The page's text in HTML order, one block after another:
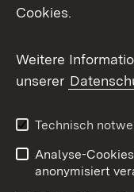
Messenger
Social Wall
X / Twitter
Youtube
Cookies.
Weitere
unserer
Technisch
Analyse-
anonymisiert